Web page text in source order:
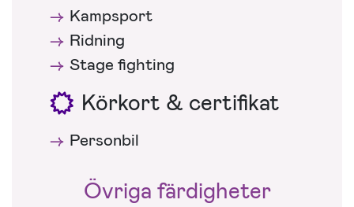
Kampsport
Ridning
Stage fighting
Körkort & certifikat
Personbil
Övriga färdigheter